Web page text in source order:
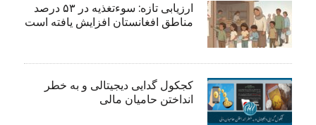
ارزیابی تازه: سوءتغذیه در ۵۳ درصد
مناطق افغانستان افزایش یافته است
کجکول گدایی دیجیتالی و به خطر
انداختن حامیان مالی